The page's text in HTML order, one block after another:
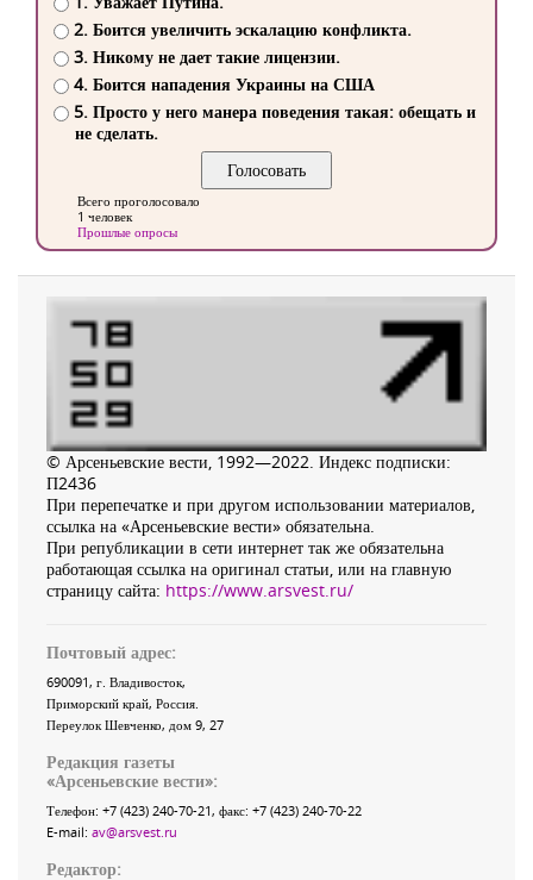
2. Боится увеличить эскалацию конфликта.
3. Никому не дает такие лицензии.
4. Боится нападения Украины на США
5. Просто у него манера поведения такая: обещать и
не сделать.
Всего проголосовало
1 человек
Прошлые опросы
© Арсеньевские вести, 1992—2022. Индекс подписки:
П2436
При перепечатке и при другом использовании материалов,
ссылка на «Арсеньевские вести» обязательна.
При републикации в сети интернет так же обязательна
работающая ссылка на оригинал статьи, или на главную
страницу сайта: https://www.arsvest.ru/
Почтовый адрес:
690091, г. Владивосток,
Приморский край, Россия.
Переулок Шевченко, дом 9, 27
Редакция газеты
«Арсеньевские вести»:
Телефон: +7 (423) 240-70-21, факс: +7 (423) 240-70-22
E-mail: av@arsvest.ru
Редактор: